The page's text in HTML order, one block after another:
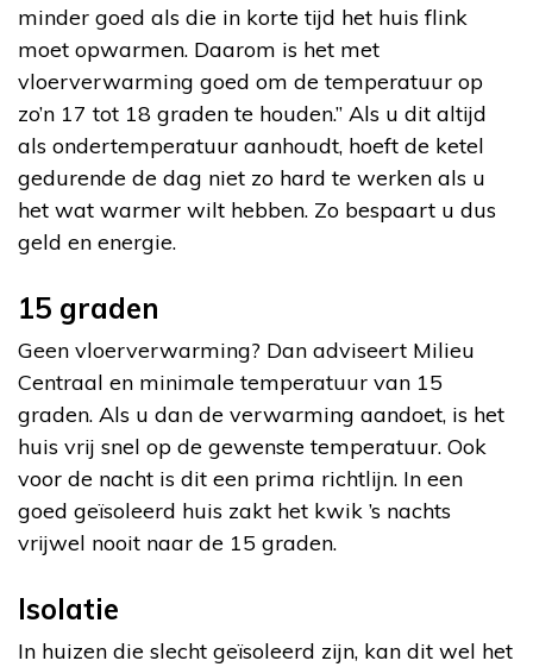
minder goed als die in korte tijd het huis flink
moet opwarmen. Daarom is het met
vloerverwarming goed om de temperatuur op
zo’n 17 tot 18 graden te houden.” Als u dit altijd
als ondertemperatuur aanhoudt, hoeft de ketel
gedurende de dag niet zo hard te werken als u
het wat warmer wilt hebben. Zo bespaart u dus
geld en energie.
15 graden
Geen vloerverwarming? Dan adviseert Milieu
Centraal en minimale temperatuur van 15
graden. Als u dan de verwarming aandoet, is het
huis vrij snel op de gewenste temperatuur. Ook
voor de nacht is dit een prima richtlijn. In een
goed geïsoleerd huis zakt het kwik ’s nachts
vrijwel nooit naar de 15 graden.
Isolatie
In huizen die slecht geïsoleerd zijn, kan dit wel het